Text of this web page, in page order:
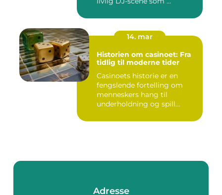
14. mar
Historien om casinoet: Fra
tidlig til moderne tider
Casinoets historie er en
fengslende fortelling om
menneskers hang til
underholdning og spill
Adresse